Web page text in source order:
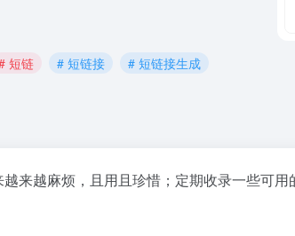
短链 # 短链接
# 短链接生成
来越麻烦，且用且珍惜；定期收录一些可用